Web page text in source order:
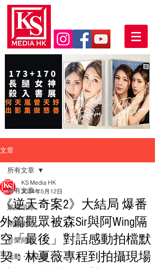
文章
所有文章
娛樂頭條
潮流生活
音樂頻道
活動・好去處
所有文章
《逆天奇案2》大結局 爆番
外篇觀眾被森Sir與阿Wing隔
空「最後」對話感動拍檔默
契：林夏薇專程到拍攝現場
KS Media HK
2024年5月12日